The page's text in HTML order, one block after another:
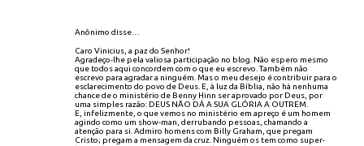
Anônimo disse…
Caro Vinicius, a paz do Senhor!
Agradeço-lhe pela valiosa participação no blog. Não espero mesmo
que todos aqui concordem com o que eu escrevo. Também não
escrevo para agradar a ninguém. Mas o meu desejo é contribuir para o
esclarecimento do povo de Deus. E, à luz da Bíblia, não há nenhuma
chance de o ministério de Benny Hinn ser aprovado por Deus, por
uma simples razão: DEUS NÃO DÁ A SUA GLÓRIA A OUTREM.
E, infelizmente, o que vemos no ministério em apreço é um homem
agindo como um show-man, derrubando pessoas, chamando a
atenção para si. Admiro homens com Billy Graham, que pregam
Cristo; pregam a mensagem da cruz. Ninguém os tem como super-